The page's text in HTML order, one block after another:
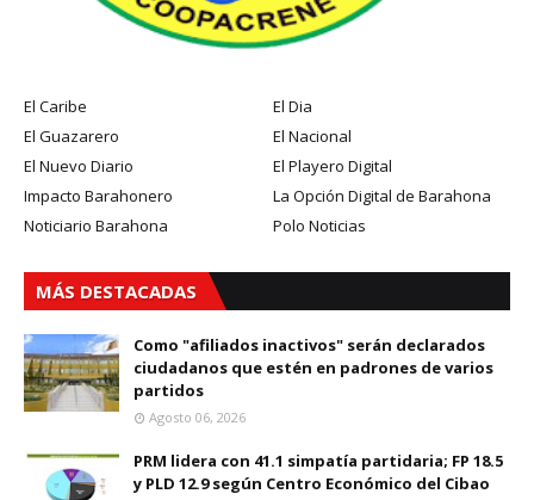
El Caribe
El Dia
El Guazarero
El Nacional
El Nuevo Diario
El Playero Digital
Impacto Barahonero
La Opción Digital de Barahona
Noticiario Barahona
Polo Noticias
MÁS DESTACADAS
Como "afiliados inactivos" serán declarados
ciudadanos que estén en padrones de varios
partidos
Agosto 06, 2026
PRM lidera con 41.1 simpatía partidaria; FP 18.5
y PLD 12.9 según Centro Económico del Cibao